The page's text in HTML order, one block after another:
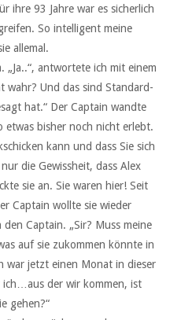
ihre 93 Jahre war es sicherlich
So intelligent meine
allemal.
antwortete ich mit einem
wahr? Und das sind Standard-
hat.“ Der Captain wandte
etwas bisher noch nicht erlebt.
kann und dass Sie sich
die Gewissheit, dass Alex
sie an. Sie waren hier! Seit
Captain wollte sie wieder
Captain. „Sir? Muss meine
auf sie zukommen könnte in
war jetzt einen Monat in dieser
ich…aus der wir kommen, ist
gehen?“